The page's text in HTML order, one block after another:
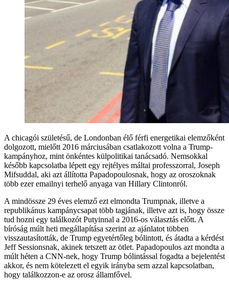
A chicagói születésű, de Londonban élő férfi energetikai elemzőként
dolgozott, mielőtt 2016 márciusában csatlakozott volna a Trump-
kampányhoz, mint önkéntes külpolitikai tanácsadó. Nemsokkal
később kapcsolatba lépett egy rejtélyes máltai professzorral, Joseph
Mifsuddal, aki azt állította Papadopoulosnak, hogy az oroszoknak
több ezer emailnyi terhelő anyaga van Hillary Clintonról.
A mindössze 29 éves elemző ezt elmondta Trumpnak, illetve a
republikánus kampánycsapat több tagjának, illetve azt is, hogy össze
tud hozni egy találkozót Putyinnal a 2016-os választás előtt. A
bíróság múlt heti megállapítása szerint az ajánlatot többen
visszautasították, de Trump egyetértőleg bólintott, és átadta a kérdést
Jeff Sessionsnak, akinek tetszett az ötlet. Papadopoulos azt mondta a
múlt héten a CNN-nek, hogy Trump bólintással fogadta a bejelentést
akkor, és nem kötelezett el egyik irányba sem azzal kapcsolatban,
hogy találkozzon-e az orosz államfővel.